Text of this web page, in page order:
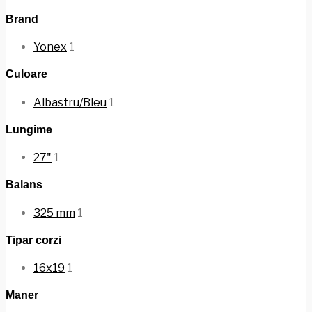
Brand
Yonex 1
Culoare
Albastru/Bleu 1
Lungime
27" 1
Balans
325 mm 1
Tipar corzi
16x19 1
Maner